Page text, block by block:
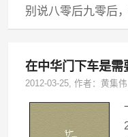
别说八零后九零后
在中华门下车是需
2012-03-25, 作者：黄集伟